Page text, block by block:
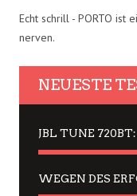
Echt schrill - PORTO ist
nerven.
NEUESTE